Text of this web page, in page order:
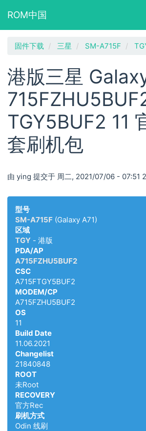
ROM中国
固件下载 三星 SM-A715F
港版三星
TGY5BUF2 11
套刷机包
由 ying 提交于 周二, 2021/07/06 - 07:51
型号
SM-A715F (Galaxy A71)
区域
TGY - 港版
PDA/AP
A715FZHU5BUF2
CSC
A715FTGY5BUF2
MODEM/CP
A715FZHU5BUF2
OS
11
Build Date
11.06.2021
Changelist
21840848
ROOT
未Root
RECOVERY
官方Rec
刷机方式
Odin 线刷